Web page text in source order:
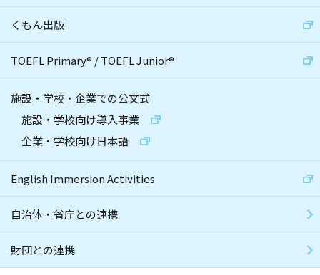
くもん出版
TOEFL Primary® /TOEFL Junior®
施設・学校・企業での公文式
施設・学校向け導入事業
企業・学校向け日本語
English Immersion Activities
自治体・省庁との連携
財団との連携